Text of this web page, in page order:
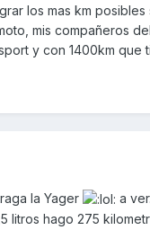
los mas km
mis compañeros
y con 1400km que
la Yager
a
litros hago 275